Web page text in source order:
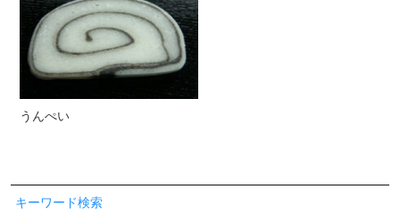
うんぺい
キーワード検索